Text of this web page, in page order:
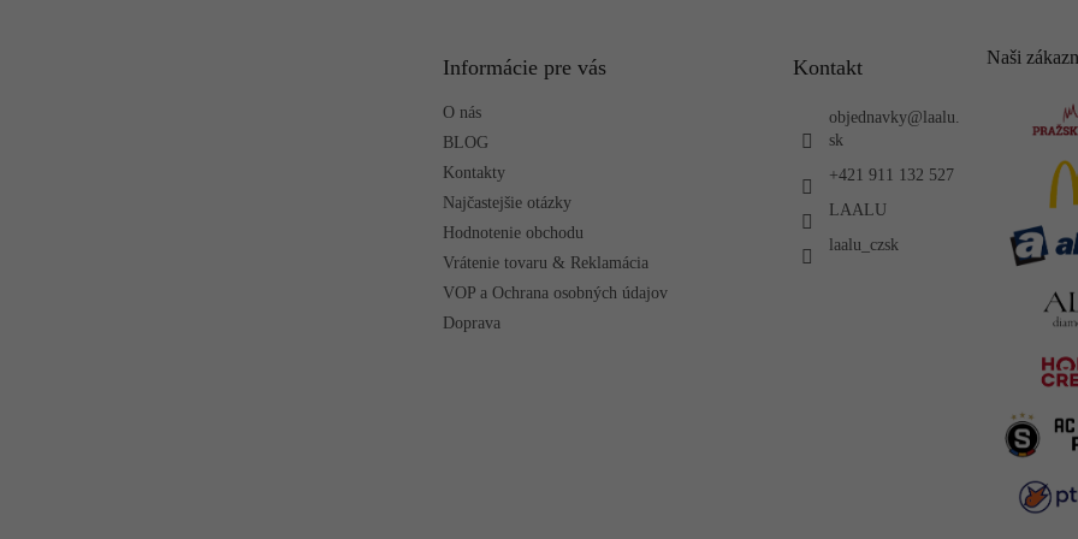
Informácie pre vás
O nás
BLOG
Kontakty
Najčastejšie otázky
Hodnotenie obchodu
Vrátenie tovaru & Reklamácia
VOP a Ochrana osobných údajov
Doprava
Kontakt
objednavky@laalu.
sk
+421 911 132 527
LAALU
laalu_czsk
Naši